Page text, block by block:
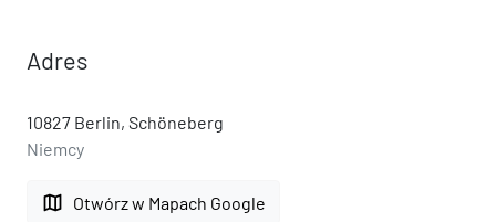
Adres
10827 Berlin, Schöneberg
Niemcy
map Otwórz w Mapach Google